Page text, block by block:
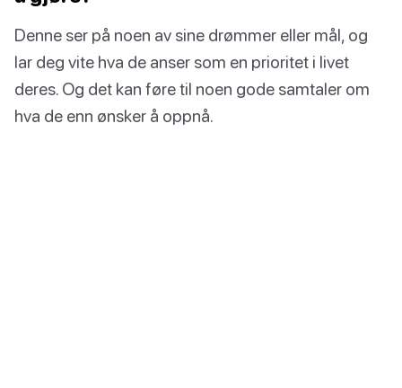
Denne ser på noen av sine drømmer eller mål, og
lar deg vite hva de anser som en prioritet i livet
deres. Og det kan føre til noen gode samtaler om
hva de enn ønsker å oppnå.